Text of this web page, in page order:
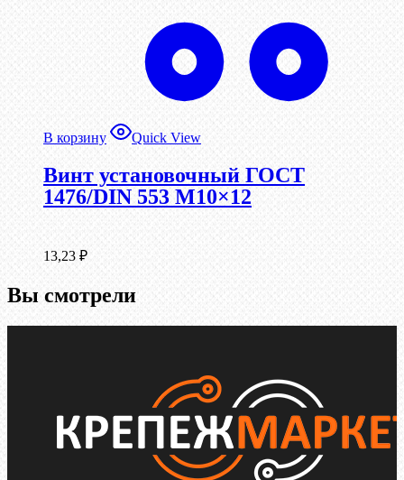
В корзину Quick View
Винт установочный ГОСТ
1476/DIN 553 М10×12
13,23 ₽
Вы смотрели